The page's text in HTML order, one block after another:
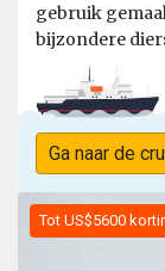
gebruik
bijzondere
Ga naar de
Tot US$5600